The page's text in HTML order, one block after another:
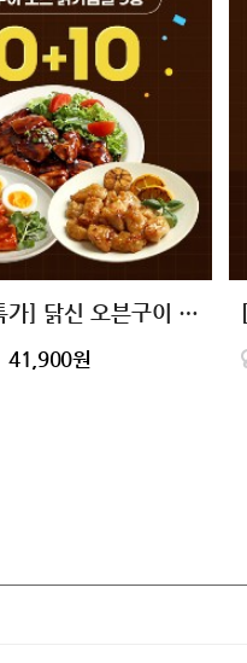
[10+10 특가] 닭신 오븐구이 소스 닭가슴살 9종 골라담기
41,900원